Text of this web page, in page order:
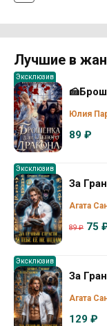
Лучшие в
Эксклюзив
Юлия
89 ₽
Эксклюзив
За
Агата
89 ₽ 75
Эксклюзив
За
Агата
129 ₽